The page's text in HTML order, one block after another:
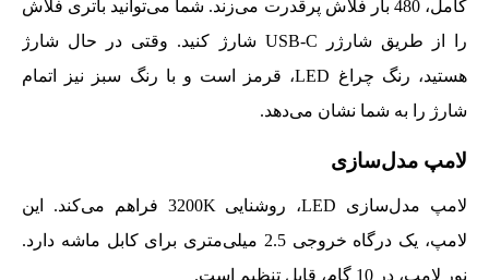
کامل، 480 بار فلاش پرقدرت می‌زند. شما می‌توانید باتری فلاش
را از طریق شارژر USB-C شارژ کنید. وقتی در حال شارژ
هستید، رنگ چراغ LED، قرمز است و با رنگ سبز نیز اتمام
شارژ را به شما نشان می‌دهد.
لامپ مدل‌سازی
لامپ مدل‌سازی LED، روشنایی 3200K فراهم می‌کند. این
لامپ، یک درگاه خروجی 2.5 میلی‌متری برای کابل ماشه دارد.
نور لامپ، در 10 گام، قابل تنظیم است.